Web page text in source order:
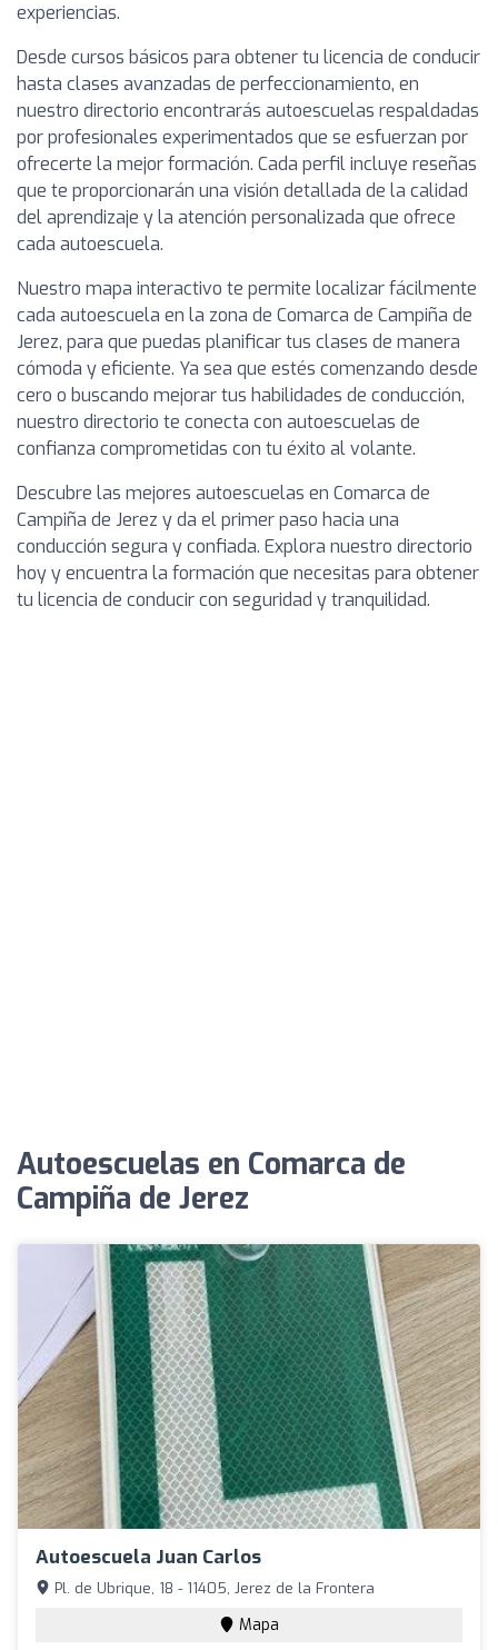
experiencias.
Desde cursos básicos para obtener tu licencia de conducir
hasta clases avanzadas de perfeccionamiento, en
nuestro directorio encontrarás autoescuelas respaldadas
por profesionales experimentados que se esfuerzan por
ofrecerte la mejor formación. Cada perfil incluye reseñas
que te proporcionarán una visión detallada de la calidad
del aprendizaje y la atención personalizada que ofrece
cada autoescuela.
Nuestro mapa interactivo te permite localizar fácilmente
cada autoescuela en la zona de Comarca de Campiña de
Jerez, para que puedas planificar tus clases de manera
cómoda y eficiente. Ya sea que estés comenzando desde
cero o buscando mejorar tus habilidades de conducción,
nuestro directorio te conecta con autoescuelas de
confianza comprometidas con tu éxito al volante.
Descubre las mejores autoescuelas en Comarca de
Campiña de Jerez y da el primer paso hacia una
conducción segura y confiada. Explora nuestro directorio
hoy y encuentra la formación que necesitas para obtener
tu licencia de conducir con seguridad y tranquilidad.
Autoescuelas en Comarca de
Campiña de Jerez
Autoescuela Juan Carlos
Pl. de Ubrique, 18 - 11405, Jerez de la Frontera
Mapa